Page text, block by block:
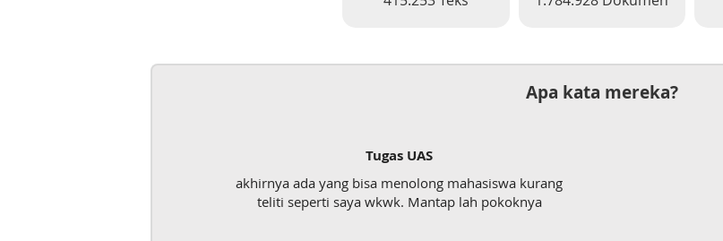
Apa kata mereka?
Tugas UAS
akhirnya ada yang bisa menolong mahasiswa kurang
teliti seperti saya wkwk. Mantap lah pokoknya